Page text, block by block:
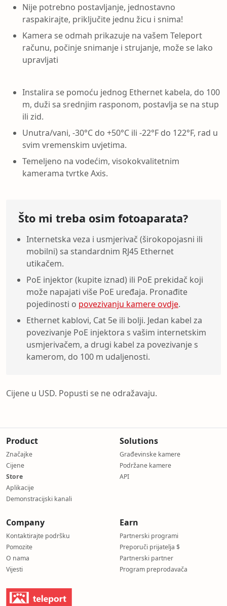
Nije potrebno postavljanje, jednostavno
raspakirajte, priključite jednu žicu i snima!
Kamera se odmah prikazuje na vašem Teleport
računu, počinje snimanje i strujanje, može se lako
upravljati
Instalira se pomoću jednog Ethernet kabela, do 100
m, duži sa srednjim rasponom, postavlja se na stup
ili zid.
Unutra/vani, -30°C do +50°C ili -22°F do 122°F, rad u
svim vremenskim uvjetima.
Temeljeno na vodećim, visokokvalitetnim
kamerama tvrtke Axis.
Što mi treba osim fotoaparata?
Internetska veza i usmjerivač (širokopojasni ili
mobilni) sa standardnim RJ45 Ethernet
utikačem.
PoE injektor (kupite iznad) ili PoE prekidač koji
može napajati više PoE uređaja. Pronađite
pojedinosti o povezivanju kamere ovdje.
Ethernet kablovi, Cat 5e ili bolji. Jedan kabel za
povezivanje PoE injektora s vašim internetskim
usmjerivačem, a drugi kabel za povezivanje s
kamerom, do 100 m udaljenosti.
Cijene u USD. Popusti se ne odražavaju.
Product
Značajke
Cijene
Store
Aplikacije
Demonstracijski kanali
Solutions
Građevinske kamere
Podržane kamere
API
Company
Kontaktirajte podršku
Pomozite
O nama
Vijesti
Earn
Partnerski programi
Preporuči prijatelja $
Partnerski partner
Program preprodavača